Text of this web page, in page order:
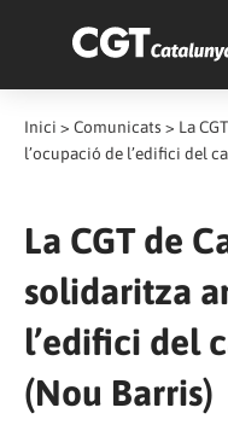
Inici > Comunicats > La
l’ocupació de l’edifici del
La CGT de
solidaritza
l’edifici del
(Nou Barris)